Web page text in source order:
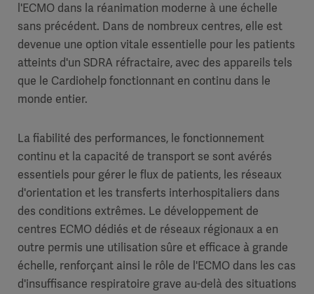
l'ECMO dans la réanimation moderne à une échelle
sans précédent. Dans de nombreux centres, elle est
devenue une option vitale essentielle pour les patients
atteints d'un SDRA réfractaire, avec des appareils tels
que le Cardiohelp fonctionnant en continu dans le
monde entier.
La fiabilité des performances, le fonctionnement
continu et la capacité de transport se sont avérés
essentiels pour gérer le flux de patients, les réseaux
d'orientation et les transferts interhospitaliers dans
des conditions extrêmes. Le développement de
centres ECMO dédiés et de réseaux régionaux a en
outre permis une utilisation sûre et efficace à grande
échelle, renforçant ainsi le rôle de l'ECMO dans les cas
d'insuffisance respiratoire grave au-delà des situations